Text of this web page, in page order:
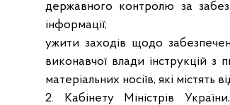
державного контролю за
інформації;
ужити заходів щодо
виконавчої влади інструкцій з
матеріальних носіїв, які
2. Кабінету Міністрів